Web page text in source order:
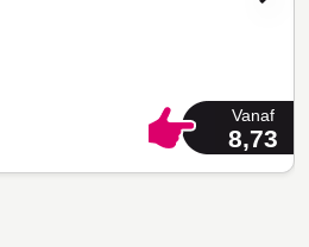
Vanaf
8,73